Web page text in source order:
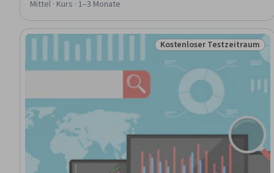
Mittel · Kurs · 1–3 Monate
Status: Kostenloser
Kostenloser Testzeitraum